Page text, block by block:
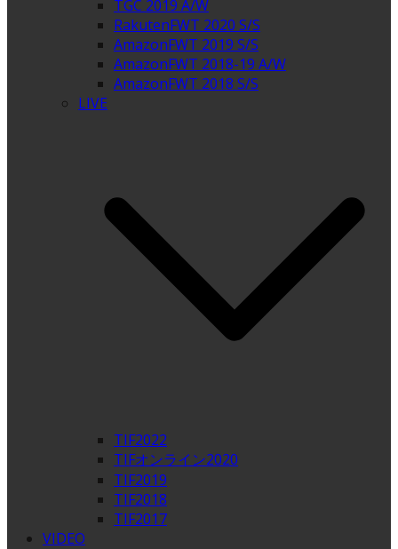
TGC 2019 A/W
RakutenFWT 2020 S/S
AmazonFWT 2019 S/S
AmazonFWT 2018-19 A/W
AmazonFWT 2018 S/S
LIVE
TIF2022
TIFオンライン2020
TIF2019
TIF2018
TIF2017
VIDEO